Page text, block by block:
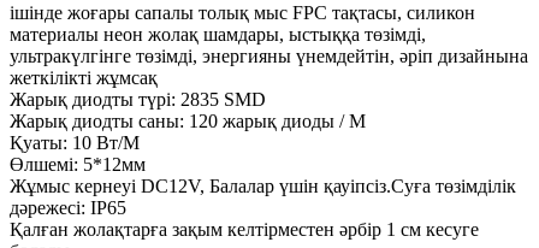
ішінде жоғары сапалы толық мыс FPC тақтасы, силикон
материалы неон жолақ шамдары, ыстыққа төзімді,
ультракүлгінге төзімді, энергияны үнемдейтін, әріп дизайнына
жеткілікті жұмсақ
Жарық диодты түрі: 2835 SMD
Жарық диодты саны: 120 жарық диоды / М
Қуаты: 10 Вт/М
Өлшемі: 5*12мм
Жұмыс кернеуі DC12V, Балалар үшін қауіпсіз.Суға төзімділік
дәрежесі: IP65
Қалған жолақтарға зақым келтірместен әрбір 1 см кесуге